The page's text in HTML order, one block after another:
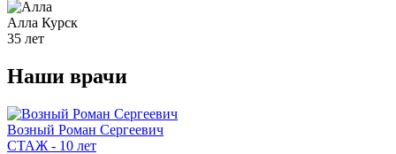
Алла Курск
35 лет
Наши врачи
Возный Роман Сергеевич
СТАЖ - 10 лет